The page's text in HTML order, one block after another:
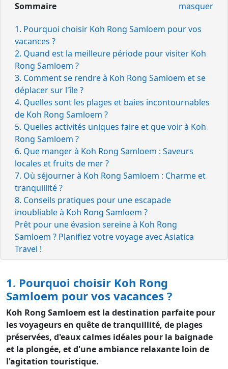
Sommaire masquer
1. Pourquoi choisir Koh Rong Samloem pour vos
vacances ?
2. Quand est la meilleure période pour visiter Koh
Rong Samloem ?
3. Comment se rendre à Koh Rong Samloem et se
déplacer sur l'île ?
4. Quelles sont les plages et baies incontournables
de Koh Rong Samloem ?
5. Quelles activités uniques faire et que voir à Koh
Rong Samloem ?
6. Que manger à Koh Rong Samloem : Saveurs
locales et fruits de mer ?
7. Où séjourner à Koh Rong Samloem : Charme et
tranquillité ?
8. Conseils pratiques pour une escapade
inoubliable à Koh Rong Samloem ?
Prêt pour une évasion sereine à Koh Rong
Samloem ? Planifiez votre voyage avec Asiatica
Travel !
1. Pourquoi choisir Koh Rong
Samloem pour vos vacances ?
Koh Rong Samloem est la destination parfaite pour
les voyageurs en quête de tranquillité, de plages
préservées, d'eaux calmes idéales pour la baignade
et la plongée, et d'une ambiance relaxante loin de
l'agitation touristique.